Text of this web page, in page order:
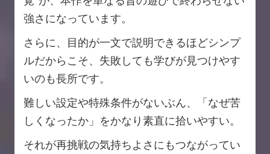
強さになっています。
さらに、目的が一文で説明できるほどシンプ
ルだからこそ、失敗しても学びが見つけやす
いのも長所です。
難しい設定や特殊条件がないぶん、「なぜ苦
しくなったか」をかなり素直に拾いやすい。
それが再挑戦の気持ちよさにもつながってい